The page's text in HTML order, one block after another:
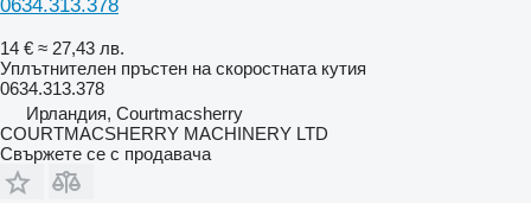
0634.313.378
14 € ≈ 27,43 лв.
Уплътнителен пръстен на скоростната кутия
0634.313.378
Ирландия, Courtmacsherry
COURTMACSHERRY MACHINERY LTD
Свържете се с продавача